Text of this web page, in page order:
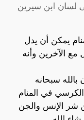
لسان ابن سيرين
يمكن أن يدل
مع الآخرين وأنه
بالله سبحانه
الكرسي في المنام
شر الإنس والجن